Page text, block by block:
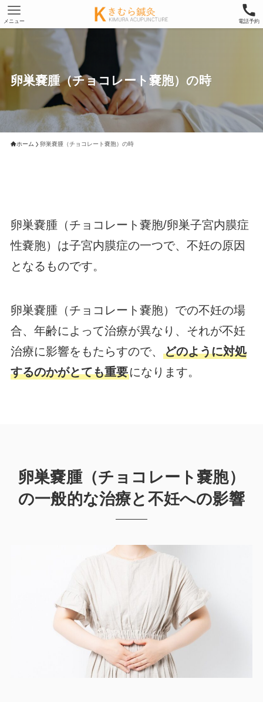
電話予約
メニュー
卵巣嚢腫（チョコレート嚢胞）の時
ホーム 卵巣嚢腫（チョコレート嚢胞）の時
卵巣嚢腫（チョコレート嚢胞/卵巣子宮内膜症
性嚢胞）は子宮内膜症の一つで、不妊の原因
となるものです。
卵巣嚢腫（チョコレート嚢胞）での不妊の場
合、年齢によって治療が異なり、それが不妊
治療に影響をもたらすので、 どのように対処
するのかがとても重要になります。
卵巣嚢腫（チョコレート嚢胞）
の一般的な治療と不妊への影響